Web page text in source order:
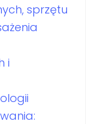
sprzętu
i